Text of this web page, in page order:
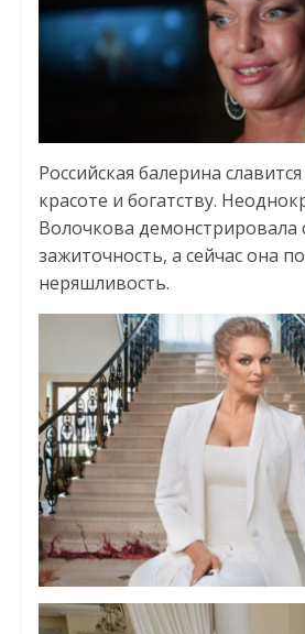
Российская балерина
красоте и богатству.
Волочкова демонстрировала
зажиточность, а сейчас она
неряшливость.